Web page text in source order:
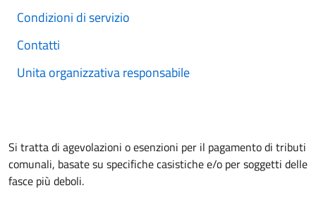
Condizioni di servizio
Contatti
Unita organizzativa responsabile
Si tratta di agevolazioni o esenzioni per il pagamento di tributi
comunali, basate su specifiche casistiche e/o per soggetti delle
fasce più deboli.